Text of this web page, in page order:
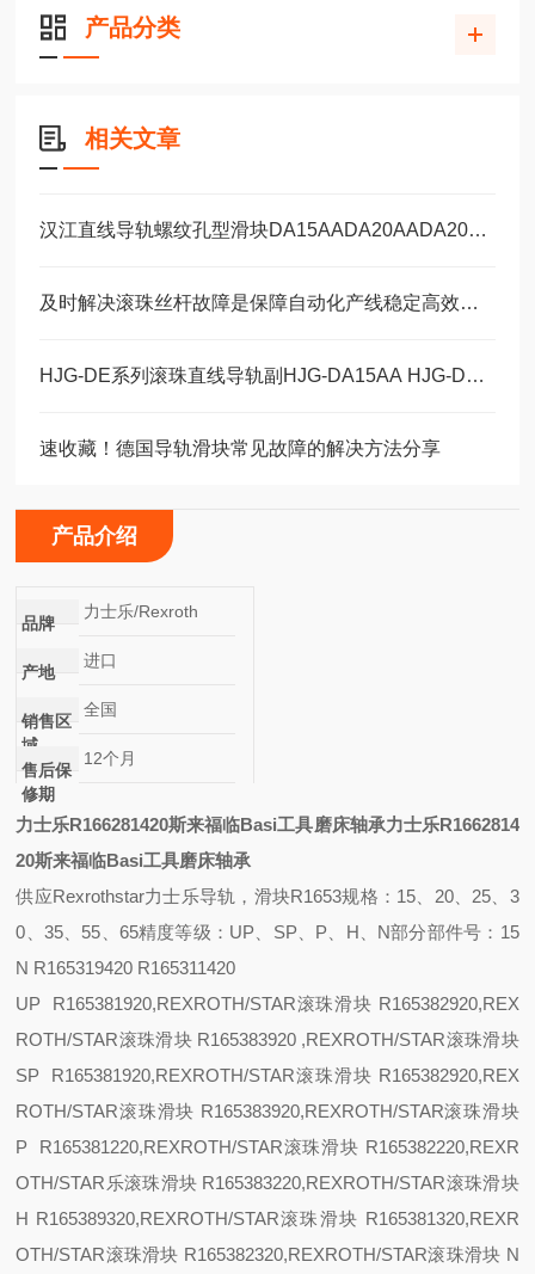
产品分类
相关文章
汉江直线导轨螺纹孔型滑块DA15AADA20AADA20AAL
及时解决滚珠丝杆故障是保障自动化产线稳定高效的关键
HJG-DE系列滚珠直线导轨副HJG-DA15AA HJG-DA20AA HJG-DA20AAL
速收藏！德国导轨滑块常见故障的解决方法分享
产品介绍
品牌
力士乐/Rexroth
产地
进口
销售区
域
全国
售后保
修期
12个月
力士乐R166281420斯来福临Basi工具磨床轴承力士乐R1662814
20斯来福临Basi工具磨床轴承
供应Rexrothstar力士乐导轨，滑块R1653规格： 15、20、25、3
0、35、55、65精度等级： UP、SP、P、H、N部分部件号： 15
N R165319420 R165311420
UP R165381920,REXROTH/STAR滚珠滑块 R165382920,REX
ROTH/STAR滚珠滑块 R165383920 ,REXROTH/STAR滚珠滑块
SP R165381920,REXROTH/STAR滚珠滑块 R165382920,REX
ROTH/STAR滚珠滑块 R165383920,REXROTH/STAR滚珠滑块
P R165381220,REXROTH/STAR滚珠滑块 R165382220,REXR
OTH/STAR乐滚珠滑块 R165383220,REXROTH/STAR滚珠滑块
H R165389320,REXROTH/STAR滚珠滑块 R165381320,REXR
OTH/STAR滚珠滑块 R165382320,REXROTH/STAR滚珠滑块 N